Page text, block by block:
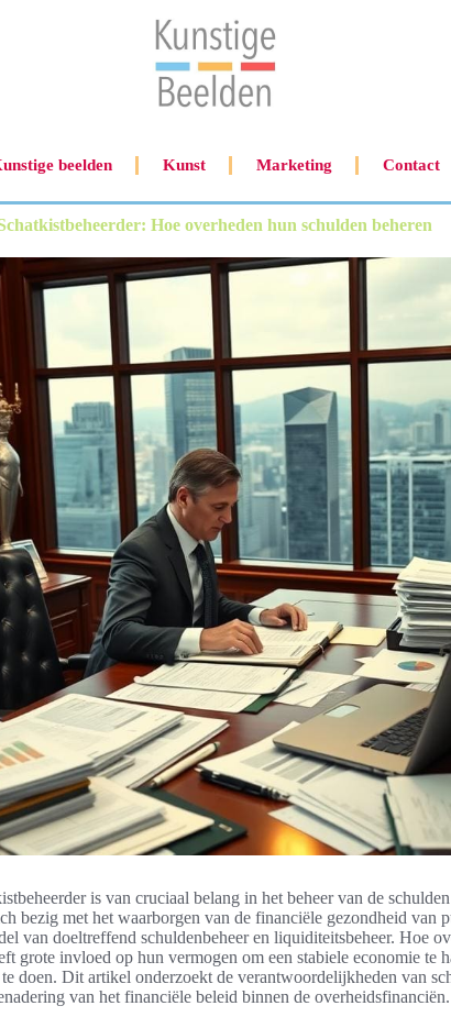
beelden Kunst Marketing Contact
Hoe overheden hun schulden beheren
is van cruciaal belang in het beheer van de
bezig met het waarborgen van de financiële gezondheid van
van doeltreffend schuldenbeheer en liquiditeitsbeheer. Hoe
grote invloed op hun vermogen om een stabiele economie te
doen. Dit artikel onderzoekt de verantwoordelijkheden van
van het financiële beleid binnen de overheidsfinanciën.